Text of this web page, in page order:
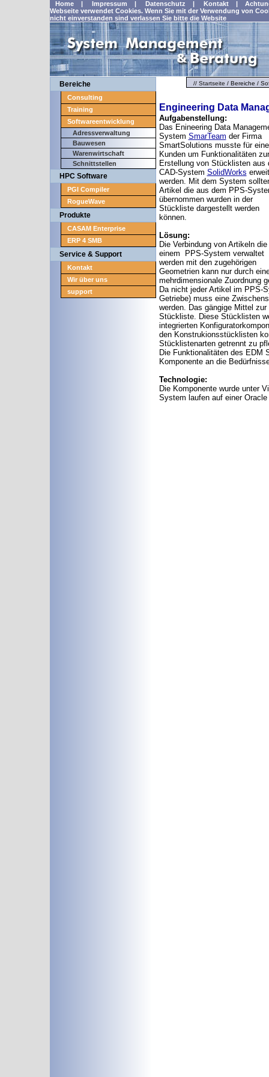
Home| Impressum | Datenschutz | Kontakt|
Webseite verwendet Cookies. Wenn Sie mit der Verwendung von
nicht einverstanden sind verlassen Sie bitte die Website
Bereiche
Consulting
Training
Softwareentwicklung
Adressverwaltung
Bauwesen
Warenwirtschaft
Schnittstellen
HPC Software
PGI Compiler
RogueWave
Produkte
CASAM Enterprise
ERP 4 SMB
Service & Support
Kontakt
Wir über uns
support
// Startseite / Bereiche /
Engineering Data
Aufgabenstellung:
Das Enineering Data
System SmarTeam der Firma
SmartSolutions musste für
Kunden um Funktionalitäten zur
Erstellung von Stücklisten aus
CAD-System SolidWorks
werden. Mit dem System
Artikel die aus dem PPS-
übernommen wurden in der
Stückliste dargestellt werden
können.
Lösung:
Die Verbindung von Artikeln die
einem PPS-System verwaltet
werden mit den zugehörigen
Geometrien kann nur durch
mehrdimensionale Zuordnung
Da nicht jeder Artikel im PPS-
Getriebe) muss eine
werden. Das gängige Mittel
Stückliste. Diese Stücklisten
integrierten
den Konstrukionsstücklisten
Stücklistenarten getrennt zu
Die Funktionalitäten des EDM
Komponente an die
Technologie:
Die Komponente wurde unter
System laufen auf einer Oracle